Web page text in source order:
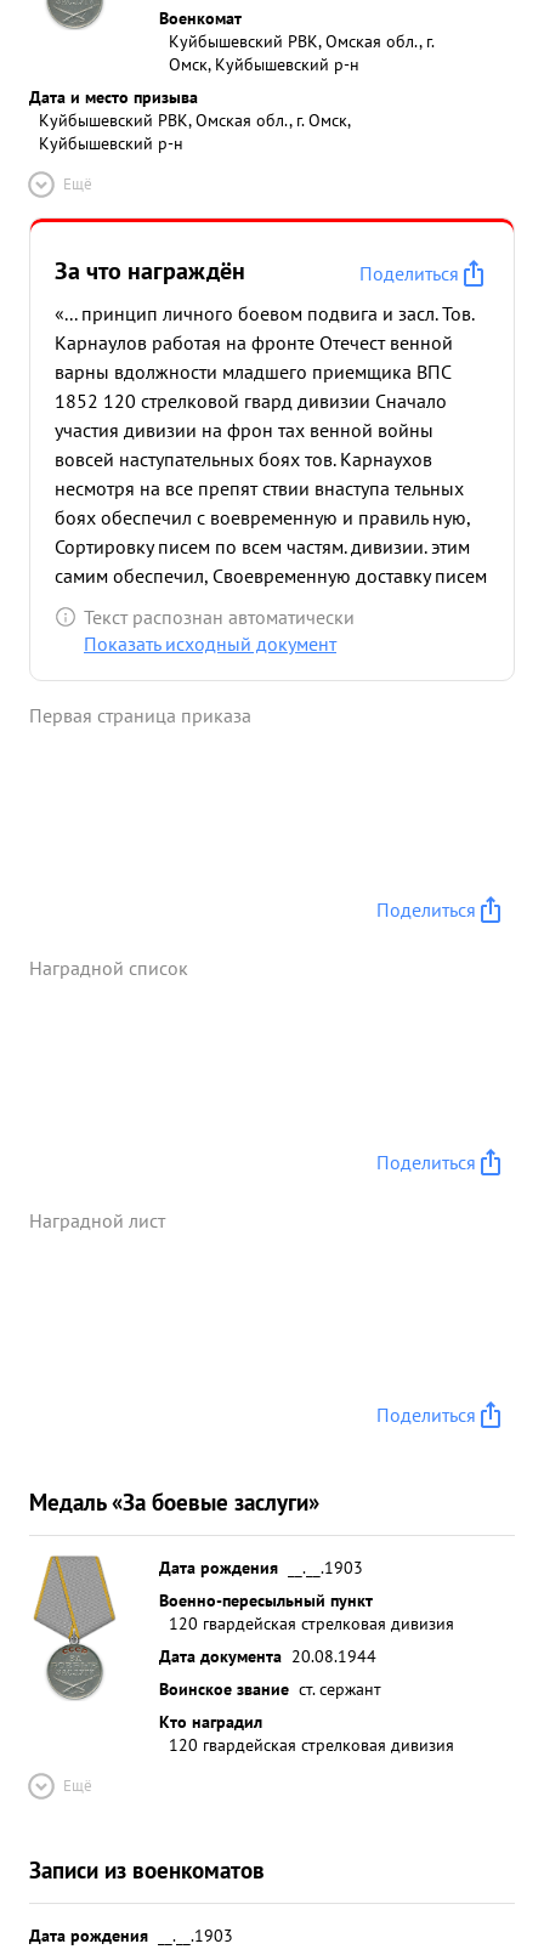
Военкомат
Куйбышевский РВК, Омская обл., г.
Омск, Куйбышевский р-н
Дата и место призыва
Куйбышевский РВК, Омская обл., г. Омск,
Куйбышевский р-н
Ещё
За что награждён
Поделиться
«... принцип личного боевом подвига и засл. Тов.
Карнаулов работая на фронте Отечест венной
варны вдолжности младшего приемщика ВПС
1852 120 стрелковой гвард дивизии Сначало
участия дивизии на фрон тах венной войны
вовсей наступательных боях тов. Карнаухов
несмотря на все препят ствии внаступа тельных
боях обеспечил с воевременную и правиль ную,
Сортировку писем по всем частям. дивизии. этим
самим обеспечил, Своевременную доставку писем
и га зет на переднию линию, бойцам и
командиром а также тов. Карнаухов под
Текст распознан автоматически
Показать исходный документ
Первая страница приказа
Поделиться
Наградной список
Поделиться
Наградной лист
Поделиться
Медаль «За боевые заслуги»
Дата рождения
__.__.1903
Военно-пересыльный пункт
120 гвардейская стрелковая дивизия
Дата документа 20.08.1944
Воинское звание ст. сержант
Кто наградил
120 гвардейская стрелковая дивизия
Ещё
Записи из военкоматов
Дата рождения
__.__.1903